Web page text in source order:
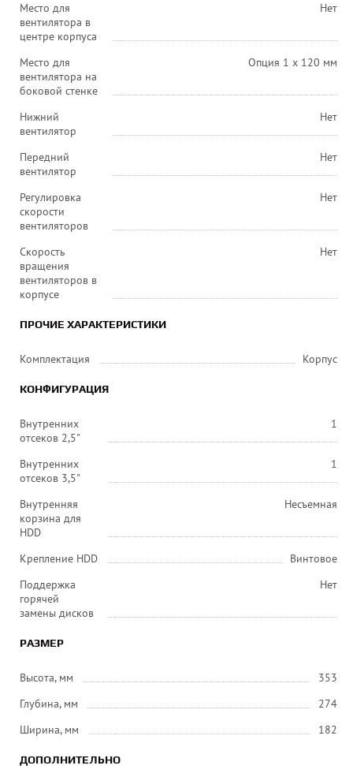
Место для
вентилятора в
центре корпуса
Нет
Место для
вентилятора на
боковой стенке
Опция 1 x 120 мм
Нижний
вентилятор
Нет
Передний
вентилятор
Нет
Регулировка
скорости
вентиляторов
Нет
Скорость
вращения
вентиляторов в
корпусе
Нет
ПРОЧИЕ ХАРАКТЕРИСТИКИ
Комплектация Корпус
КОНФИГУРАЦИЯ
Внутренних
отсеков 2,5"
1
Внутренних
отсеков 3,5"
1
Внутренняя
корзина для
HDD
Несъемная
Крепление HDD
Винтовое
Поддержка
горячей
замены дисков
Нет
РАЗМЕР
Высота, мм
353
Глубина, мм
274
Ширина, мм
182
ДОПОЛНИТЕЛЬНО